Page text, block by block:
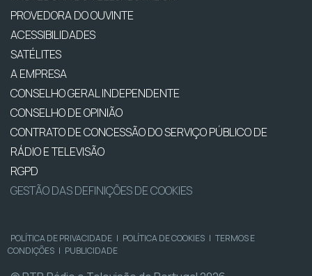
PROVEDORA DO OUVINTE
ACESSIBILIDADES
SATÉLITES
A EMPRESA
CONSELHO GERAL INDEPENDENTE
CONSELHO DE OPINIÃO
CONTRATO DE CONCESSÃO DO SERVIÇO PÚBLICO DE
RÁDIO E TELEVISÃO
RGPD
GESTÃO DAS DEFINIÇÕES DE COOKIES
POLÍTICA DE PRIVACIDADE | POLÍTICA DE COOKIES | TERMOS E
CONDIÇÕES | PUBLICIDADE